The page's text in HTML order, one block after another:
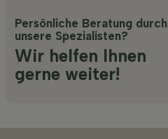
Persönliche Beratung durch
unsere Spezialisten?
Wir helfen Ihnen
gerne weiter!